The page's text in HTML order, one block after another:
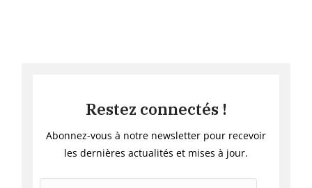
Restez connectés !
Abonnez-vous à notre newsletter pour recevoir
les dernières actualités et mises à jour.